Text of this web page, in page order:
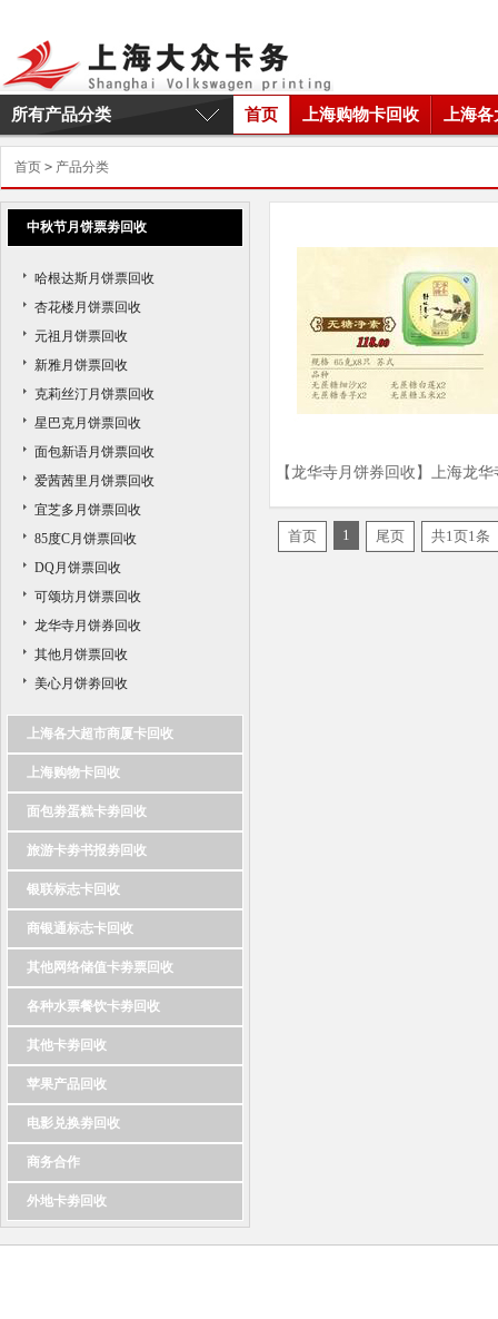
首页 上海购物卡回收 上海
所有产品分类
首页 > 产品分类
中秋节月饼票劵回收
哈根达斯月饼票回收
杏花楼月饼票回收
元祖月饼票回收
新雅月饼票回收
克莉丝汀月饼票回收
星巴克月饼票回收
面包新语月饼票回收
爱茜茜里月饼票回收
宜芝多月饼票回收
85度C月饼票回收
DQ月饼票回收
可颂坊月饼票回收
龙华寺月饼券回收
其他月饼票回收
美心月饼劵回收
上海各大超市商厦卡回收
上海购物卡回收
面包劵蛋糕卡劵回收
旅游卡劵书报劵回收
银联标志卡回收
商银通标志卡回收
其他网络储值卡劵票回收
各种水票餐饮卡劵回收
其他卡劵回收
苹果产品回收
电影兑换劵回收
商务合作
外地卡劵回收
【龙华寺月饼券回收】上海龙华
回收价格
首页
1 尾页 共1页1条